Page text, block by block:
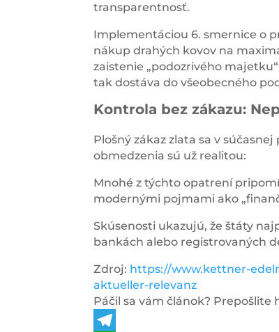
transparentnosť.
Implementáciou 6. smernice o
nákup drahých kovov na
zaistenie „podozrivého
tak dostáva do všeobecného
Kontrola bez zákazu:
Plošný zákaz zlata sa v
obmedzenia sú už realitou:
Mnohé z týchto opatrení
modernými pojmami ako
Skúsenosti ukazujú, že štáty
bankách alebo registrovaných
Zdroj: https://www.kettner-
aktueller-relevanz
Páčil sa vám článok? Prepošlite